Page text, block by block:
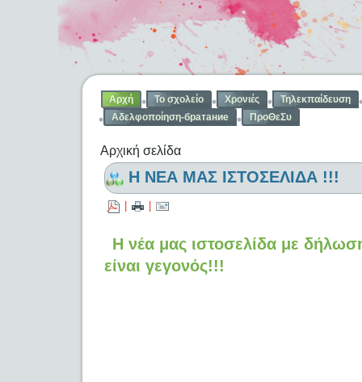
Αρχή Το σχολείο Χρονιές
Τηλεκπαίδευση
Αδελφοποίηση-братание
ΠροΘεΣυ
Αρχική σελίδα
Η ΝΕΑ ΜΑΣ ΙΣΤΟΣΕΛΙΔΑ !!!
Η νέα μας ιστοσελίδα με
είναι γεγονός!!!